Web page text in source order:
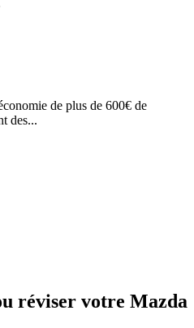
de plus de 600€ de
des...
réviser votre Mazda